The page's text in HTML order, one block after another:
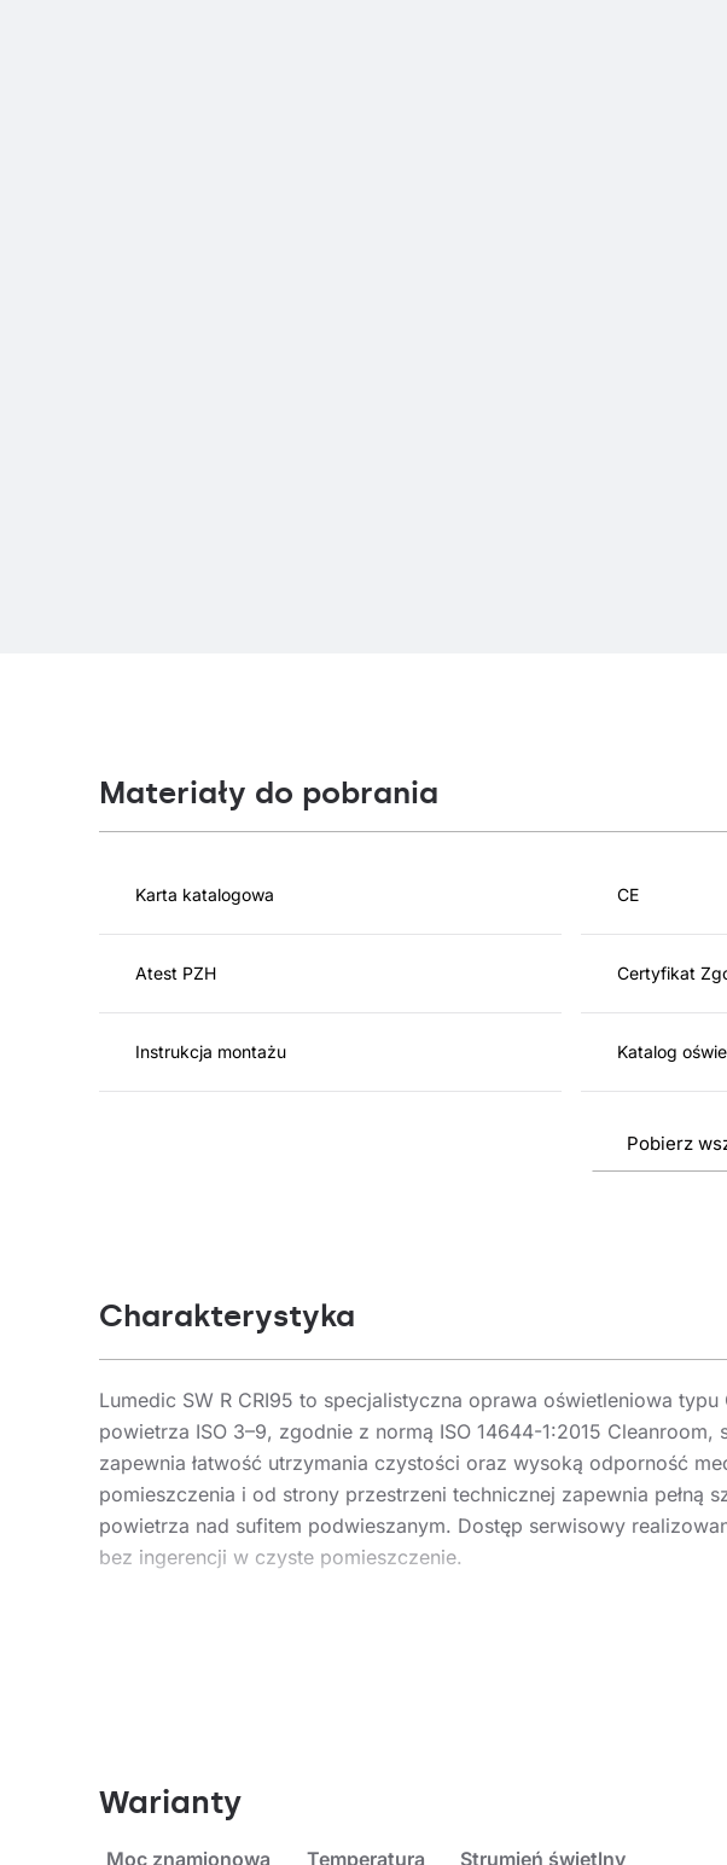
Materiały do pobrania
Karta katalogowa CE
Atest PZH Certyfikat
Instrukcja montażu Katalog
Pobierz
Charakterystyka
Lumedic SW R CRI95 to specjalistyczna oprawa oświetleniowa
powietrza ISO 3–9, zgodnie z normą ISO 14644-1:2015
zapewnia łatwość utrzymania czystości oraz wysoką odporność
pomieszczenia i od strony przestrzeni technicznej zapewnia
powietrza nad sufitem podwieszanym. Dostęp serwisowy
bez ingerencji w czyste pomieszczenie.
R9, odpowiadający za odwzorowanie nasyconych barw
naturalny wygląd powierzchni roboczych, dłoni oraz twarzy
o wysokiej odpowiedzialności, takich jak sale operacyjne,
Warianty
Moc znamionowa Temperatura Strumień świetlny